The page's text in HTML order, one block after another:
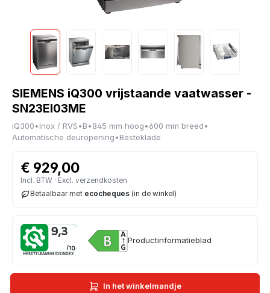
SIEMENS iQ300 vrijstaande vaatwasser -
SN23EI03ME
iQ300•Inox / RVS•B•845 mm hoog•600 mm breed•
Automatische deuropening•Besteklade
€ 929,00
Incl. BTW · Excl. verzendkosten
Betaalbaar met ecocheques (in de winkel)
9,3
HERSTELBAARHEIDSINDEX
Productinformatieblad
In het winkelmandje